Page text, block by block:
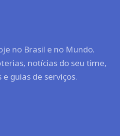
no Brasil e no Mundo.
notícias do seu time,
guias de serviços.